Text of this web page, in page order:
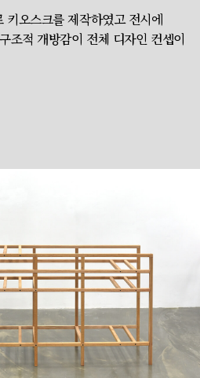
키오스크를 제작하였고 전시에
조적 개방감이 전체 디자인 컨셉이